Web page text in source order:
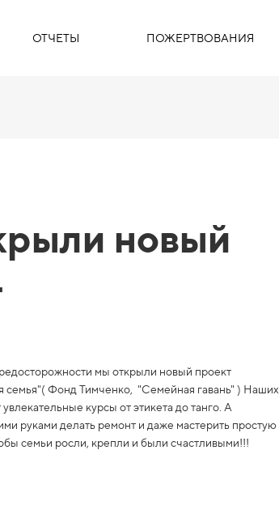
ОТЧЕТЫ ПОЖЕРТВОВАНИЯ
новый
мы открыли новый проект
семья"( Фонд Тимченко, "Семейная гавань" ) Наших
курсы от этикета до танго. А
руками делать ремонт и даже мастерить простую
семьи росли, крепли и были счастливыми!!!